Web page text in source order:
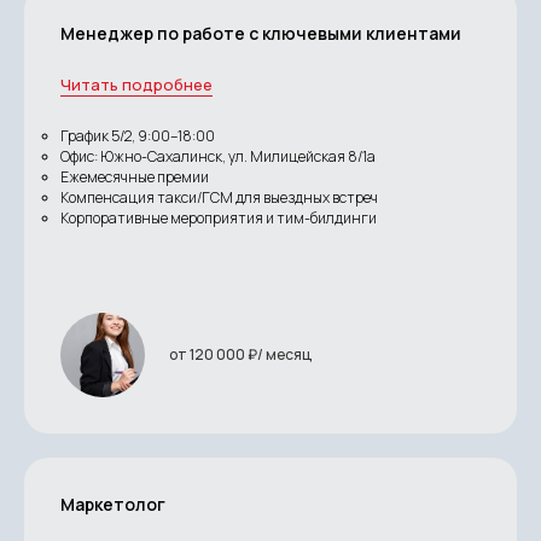
Менеджер по работе с ключевыми клиентами
Читать подробнее
График 5/2, 9:00–18:00
Офис: Южно-Сахалинск, ул. Милицейская 8/1а
Ежемесячные премии
Компенсация такси/ГСМ для выездных встреч
Корпоративные мероприятия и тим-билдинги
от 120 000 ₽/ месяц
Маркетолог
КОНТАКТЫ